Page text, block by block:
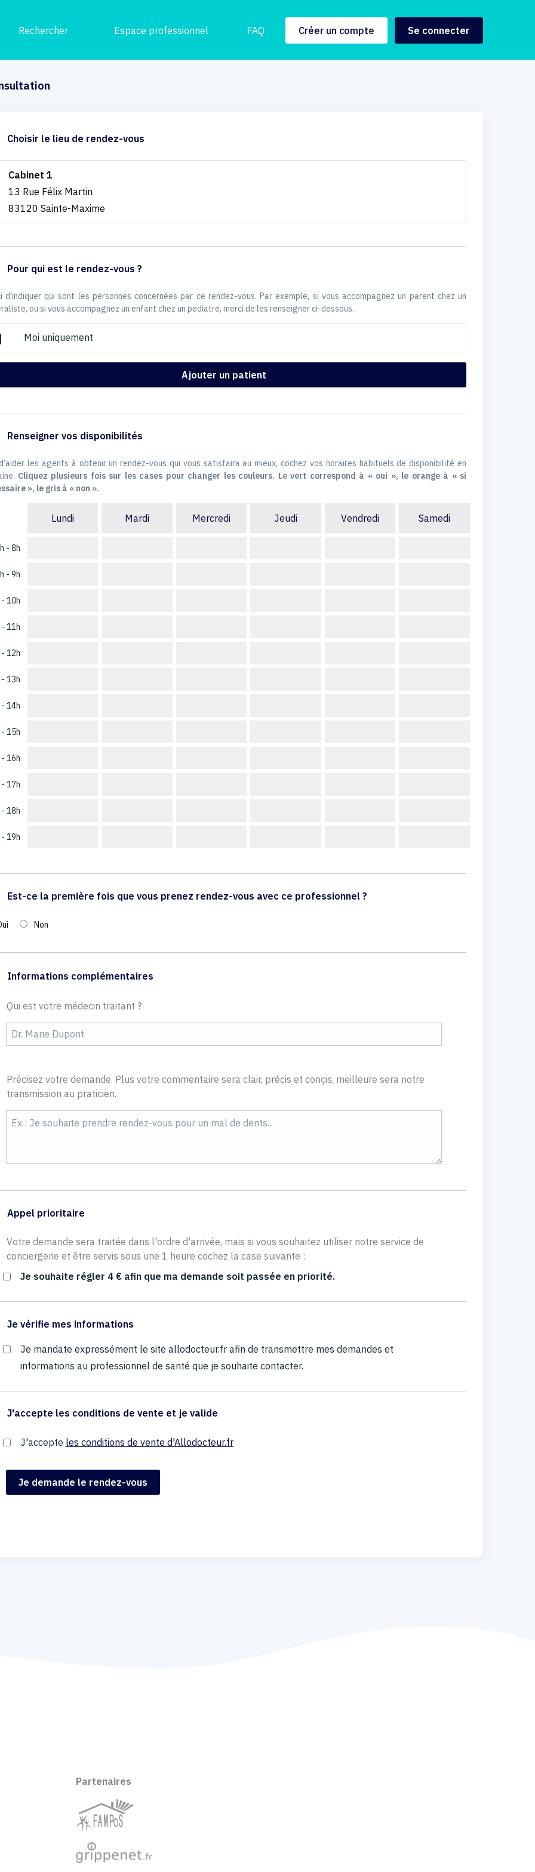
Rechercher Espace professionnel FAQ Créer un compte Se connecter
Choisir le lieu de rendez-vous
Cabinet 1
13 Rue Félix Martin
83120 Sainte-Maxime
Pour qui est le rendez-vous ?
d'indiquer qui sont les personnes concernées par ce rendez-vous. Par exemple, si vous accompagnez un parent chez un
ou si vous accompagnez un enfant chez un pédiatre, merci de les renseigner ci-dessous.
Moi uniquement
Ajouter un patient
Renseigner vos disponibilités
les agents à obtenir un rendez-vous qui vous satisfaira au mieux, cochez vos horaires habituels de disponibilité en
Cliquez plusieurs fois sur les cases pour changer les couleurs. Le vert correspond à « oui », le orange à « si
», le gris à « non ».
- 8h
- 9h
10h
11h
12h
13h
14h
15h
16h
17h
18h
19h
Lundi Mardi Mercredi Jeudi Vendredi Samedi
Est-ce la première fois que vous prenez rendez-vous avec ce professionnel ?
Non
Informations complémentaires
Qui est votre médecin traitant ?
Précisez votre demande. Plus votre commentaire sera clair, précis et conçis, meilleure sera notre
transmission au praticien.
Appel prioritaire
Votre demande sera traitée dans l'ordre d'arrivée, mais si vous souhaitez utiliser notre service de
conciergerie et être servis sous une 1 heure cochez la case suivante :
Je souhaite régler 4 € afin que ma demande soit passée en priorité.
Je vérifie mes informations
Je mandate expressément le site allodocteur.fr afin de transmettre mes demandes et
informations au professionnel de santé que je souhaite contacter.
J'accepte les conditions de vente et je valide
J'accepte les conditions de vente d'Allodocteur.fr
Partenaires